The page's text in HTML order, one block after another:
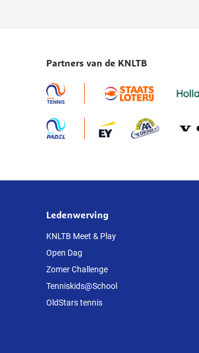
Partners van de KNLTB
Over
deze
website
Ledenwerving
KNLTB Meet & Play
Open Dag
Zomer Challenge
Tenniskids@School
OldStars tennis